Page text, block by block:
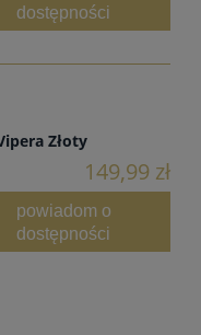
dostępności
Złoty
149,99 zł
powiadom o
dostępności